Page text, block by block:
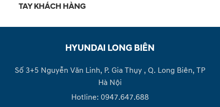
TAY KHÁCH HÀNG
HYUNDAI LONG BIÊN
Số 3+5 Nguyễn Văn Linh, P. Gia Thụy , Q. Long Biên, TP
Hà Nội
Hotline: 0947.647.688